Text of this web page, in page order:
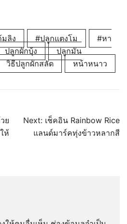
มลิง #ปลูกแตงโม
#หา
ปลูกผักบุ้ง
ปลูกมัน
วิธีปลูกผักสลัด หน้าหนาว
ย
ห้
Next: เช็คอิน Rainbow Rice
แลนด์มาร์คทุ่งข้าวหลากสี